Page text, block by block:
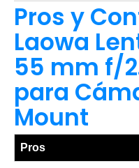
Pros y
Laowa
55 mm f/
para
Mount
Pros